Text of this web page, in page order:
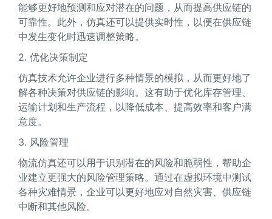
能够更好地预测和应对潜在的问题，从而提高供应链的
可靠性。此外，仿真还可以提供实时性，以便在供应链
中发生变化时迅速调整策略。
2. 优化决策制定
仿真技术允许企业进行多种情景的模拟，从而更好地了
解各种决策对供应链的影响。这有助于优化库存管理、
运输计划和生产流程，以降低成本、提高效率和客户满
意度。
3. 风险管理
物流仿真还可以用于识别潜在的风险和脆弱性，帮助企
业建立更强大的风险管理策略。通过在虚拟环境中测试
各种灾难情景，企业可以更好地应对自然灾害、供应链
中断和其他风险。